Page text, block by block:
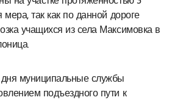
так как по данной дороге
учащихся из села Максимовка в
дня муниципальные службы
подъездного пути к